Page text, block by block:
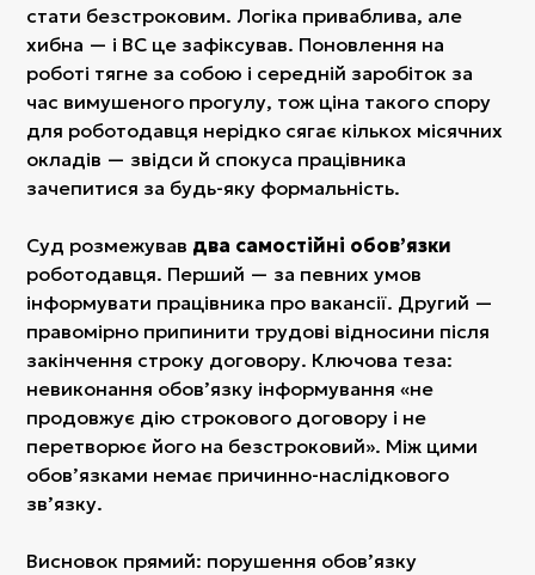
стати безстроковим. Логіка приваблива, але
хибна — і ВС це зафіксував. Поновлення на
роботі тягне за собою і середній заробіток за
час вимушеного прогулу, тож ціна такого спору
для роботодавця нерідко сягає кількох місячних
окладів — звідси й спокуса працівника
зачепитися за будь-яку формальність.
Суд розмежував два самостійні обовʼязки
роботодавця. Перший — за певних умов
інформувати працівника про вакансії. Другий —
правомірно припинити трудові відносини після
закінчення строку договору. Ключова теза:
невиконання обовʼязку інформування «не
продовжує дію строкового договору і не
перетворює його на безстроковий». Між цими
обовʼязками немає причинно-наслідкового
звʼязку.
Висновок прямий: порушення обовʼязку